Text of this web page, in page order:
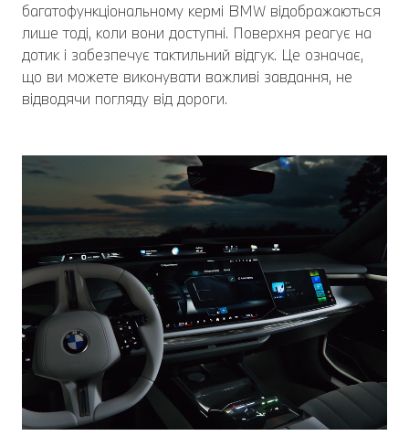
багатофункціональному кермі BMW відображаються
лише тоді, коли вони доступні. Поверхня реагує на
дотик і забезпечує тактильний відгук. Це означає,
що ви можете виконувати важливі завдання, не
відводячи погляду від дороги.